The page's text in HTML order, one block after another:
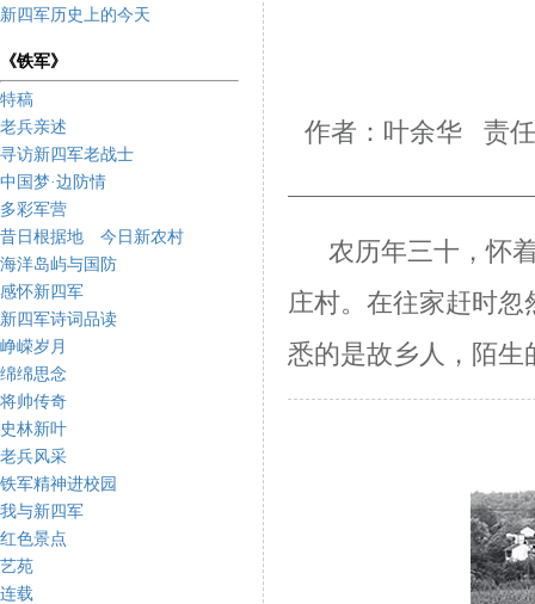
新四军历史上的今天
《铁军》
特稿
老兵亲述
寻访新四军老战士
中国梦·边防情
多彩军营
昔日根据地 今日新农村
海洋岛屿与国防
感怀新四军
新四军诗词品读
峥嵘岁月
绵绵思念
将帅传奇
史林新叶
老兵风采
铁军精神进校园
我与新四军
红色景点
艺苑
连载
作者：叶余华 责
农历年三十，怀
庄村。在往家赶时
悉的是故乡人，陌